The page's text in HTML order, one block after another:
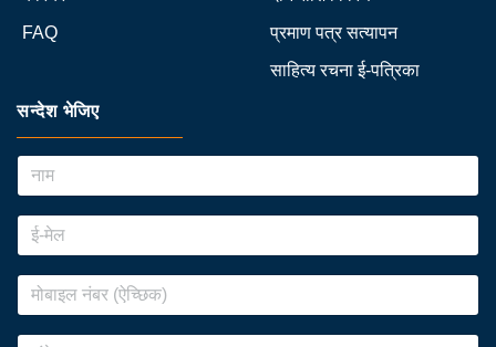
FAQ
प्रमाण पत्र सत्यापन
साहित्य रचना ई-पत्रिका
सन्देश भेजिए